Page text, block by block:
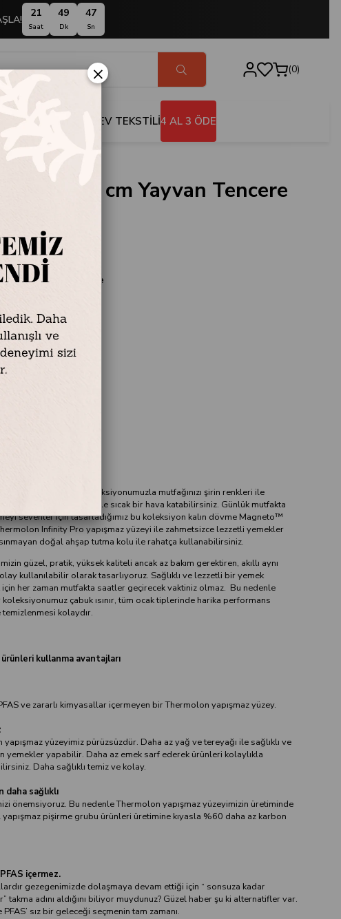
21
Saat
49
Dk
46
Sn
0
EV TEKSTİLİ4 AL 3 ÖDE
Flower 24 cm Yayvan Tencere
24 cm Yayvan Tencere
Alüminyum
Mavisi
Lt
cm
esintili Mayflower™ koleksiyonumuzla mutfağınızı şirin renkleri ile
ahşap tutma kolları ile sıcak bir hava katabilirsiniz. Günlük mutfakta
sevenler için tasarladığımız bu koleksiyon kalın dövme Magneto™
Infinity Pro yapışmaz yüzeyi ile zahmetsizce lezzetli yemekler
doğal ahşap tutma kolu ile rahatça kullanabilirsiniz.
güzel, pratik, yüksek kaliteli ancak az bakım gerektiren, akıllı aynı
kullanılabilir olarak tasarlıyoruz. Sağlıklı ve lezzetli bir yemek
için her zaman mutfakta saatler geçirecek vaktiniz olmaz. Bu nedenle
çabuk ısınır, tüm ocak tiplerinde harika performans
kolaydır.
kullanma avantajları
ve zararlı kimyasallar içermeyen bir Thermolon yapışmaz yüzey.
yüzeyimiz pürüzsüzdür. Daha az yağ ve tereyağı ile sağlıklı ve
yemekler yapabilir. Daha az emek sarf ederek ürünleri kolaylıkla
Daha sağlıklı temiz ve kolay.
daha sağlıklı
önemsiyoruz. Bu nedenle Thermolon yapışmaz yüzeyimizin üretiminde
pişirme grubu ürünleri üretimine kıyasla %60 daha az karbon
PFAS içermez.
gezegenimizde dolaşmaya devam ettiği için “ sonsuza kadar
takma adını aldığını biliyor muydunuz? Güzel haber şu ki alternatifler var.
sız bir geleceği seçmenin tam zamanı.
×